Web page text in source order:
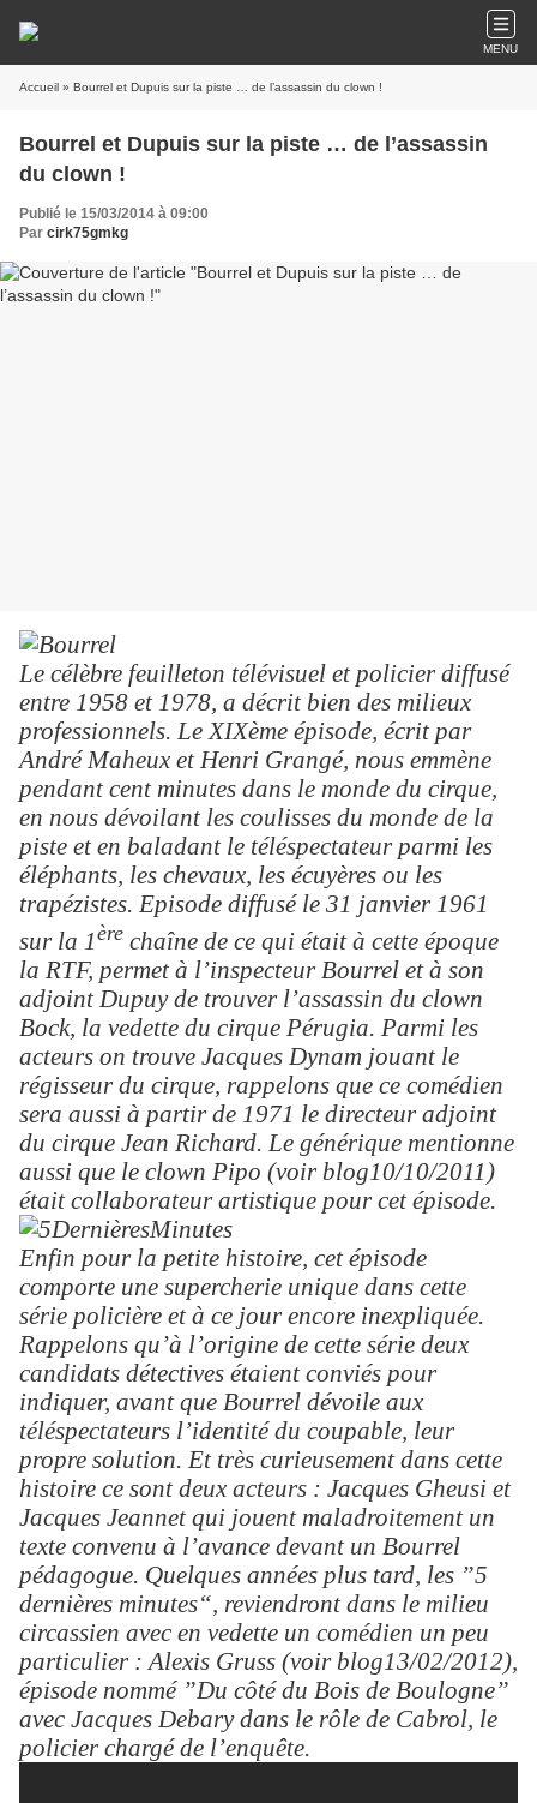
MENU
Accueil » Bourrel et Dupuis sur la piste … de l’assassin du clown !
Bourrel et Dupuis sur la piste … de l’assassin
du clown !
Publié le 15/03/2014 à 09:00
Par cirk75gmkg
Le célèbre feuilleton télévisuel et policier diffusé
entre 1958 et 1978, a décrit bien des milieux
professionnels. Le XIXème épisode, écrit par
André Maheux et Henri Grangé, nous emmène
pendant cent minutes dans le monde du cirque,
en nous dévoilant les coulisses du monde de la
piste et en baladant le téléspectateur parmi les
éléphants, les chevaux, les écuyères ou les
trapézistes. Episode diffusé le 31 janvier 1961
sur la 1ère chaîne de ce qui était à cette époque
la RTF, permet à l’inspecteur Bourrel et à son
adjoint Dupuy de trouver l’assassin du clown
Bock, la vedette du cirque Pérugia. Parmi les
acteurs on trouve Jacques Dynam jouant le
régisseur du cirque, rappelons que ce comédien
sera aussi à partir de 1971 le directeur adjoint
du cirque Jean Richard. Le générique mentionne
aussi que le clown Pipo (voir blog10/10/2011)
était collaborateur artistique pour cet épisode.
Enfin pour la petite histoire, cet épisode
comporte une supercherie unique dans cette
série policière et à ce jour encore inexpliquée.
Rappelons qu’à l’origine de cette série deux
candidats détectives étaient conviés pour
indiquer, avant que Bourrel dévoile aux
téléspectateurs l’identité du coupable, leur
propre solution. Et très curieusement dans cette
histoire ce sont deux acteurs : Jacques Gheusi et
Jacques Jeannet qui jouent maladroitement un
texte convenu à l’avance devant un Bourrel
pédagogue. Quelques années plus tard, les ”5
dernières minutes“, reviendront dans le milieu
circassien avec en vedette un comédien un peu
particulier : Alexis Gruss (voir blog13/02/2012),
épisode nommé ”Du côté du Bois de Boulogne”
avec Jacques Debary dans le rôle de Cabrol, le
policier chargé de l’enquête.